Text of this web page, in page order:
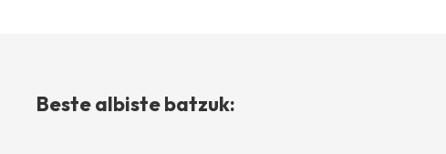
Beste albiste batzuk: